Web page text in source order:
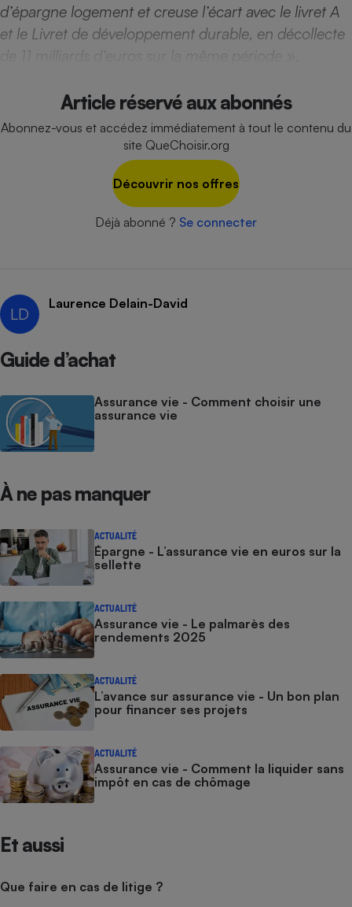
d’épargne logement et creuse l’écart avec le livret A
et le Livret de développement durable, en décollecte
de 11 milliards d’euros sur la même période »
Article réservé aux abonnés
Abonnez-vous et accédez immédiatement à tout le contenu du
site QueChoisir.org
Découvrir nos offres
Déjà abonné ? Se connecter
LD
Laurence Delain-David
Guide d’achat
Assurance vie - Comment choisir une
assurance vie
À ne pas manquer
ACTUALITÉ
Épargne - L’assurance vie en euros sur la
sellette
ACTUALITÉ
Assurance vie - Le palmarès des
rendements 2025
ACTUALITÉ
L’avance sur assurance vie - Un bon plan
pour financer ses projets
ACTUALITÉ
Assurance vie - Comment la liquider sans
impôt en cas de chômage
Et aussi
Que faire en cas de litige ?
Cafetière à expressos
Téléphone mobile -
Smartphone